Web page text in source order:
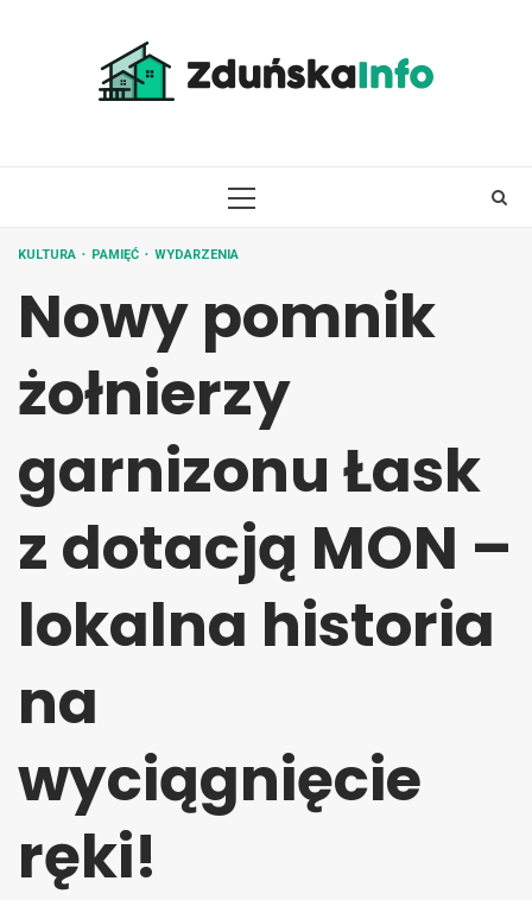
PRIMARY
KULTURA PAMIĘĆ WYDARZENIA
Nowy pomnik
żołnierzy
garnizonu Łask
z dotacją MON –
lokalna historia
na
wyciągnięcie
ręki!